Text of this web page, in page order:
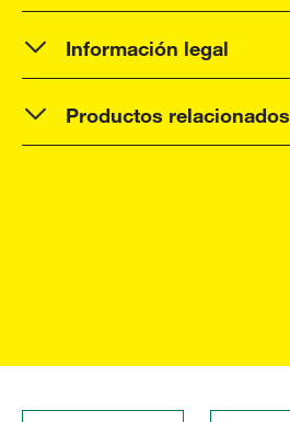
Información legal
Productos relacionados